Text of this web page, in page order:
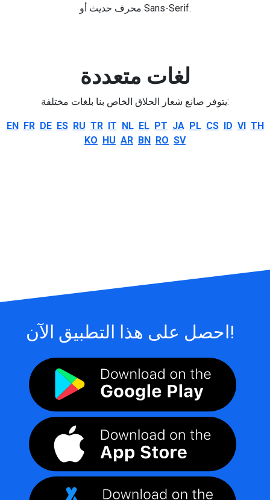
محرف حديث أو Sans-Serif.
لغات متعددة
يتوفر صانع شعار الحلاق الخاص بنا بلغات مختلفة:
EN FR DE ES RU TR IT NL EL PT JA PL CS ID VI TH
KO HU AR BN RO SV
احصل على هذا التطبيق الآن!